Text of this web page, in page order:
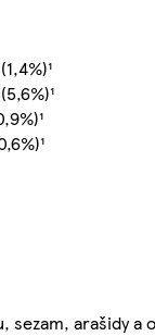
sezam, arašidy a